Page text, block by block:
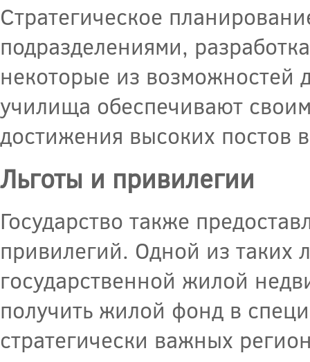
Стратегическое
подразделениями,
некоторые из возможностей
училища обеспечивают
достижения высоких постов
Льготы и привилегии
Государство также
привилегий. Одной из таких
государственной жилой
получить жилой фонд в
стратегически важных